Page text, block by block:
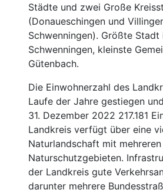
Städte und zwei Große
(Donaueschingen und
Schwenningen). Größte
Schwenningen, kleinste
Gütenbach.
Die Einwohnerzahl des
Laufe der Jahre gestiegen
31. Dezember 2022 217.181
Landkreis verfügt über eine
Naturlandschaft mit mehreren
Naturschutzgebieten.
der Landkreis gute
darunter mehrere